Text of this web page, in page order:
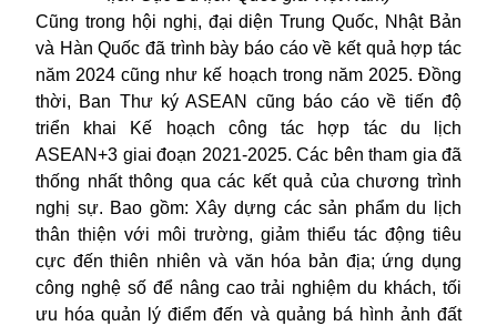
Cũng trong hội nghị, đại diện Trung Quốc, Nhật Bản
và Hàn Quốc đã trình bày báo cáo về kết quả hợp tác
năm 2024 cũng như kế hoạch trong năm 2025. Đồng
thời, Ban Thư ký ASEAN cũng báo cáo về tiến độ
triển khai Kế hoạch công tác hợp tác du lịch
ASEAN+3 giai đoạn 2021-2025. Các bên tham gia đã
thống nhất thông qua các kết quả của chương trình
nghị sự. Bao gồm: Xây dựng các sản phẩm du lịch
thân thiện với môi trường, giảm thiểu tác động tiêu
cực đến thiên nhiên và văn hóa bản địa; ứng dụng
công nghệ số để nâng cao trải nghiệm du khách, tối
ưu hóa quản lý điểm đến và quảng bá hình ảnh đất